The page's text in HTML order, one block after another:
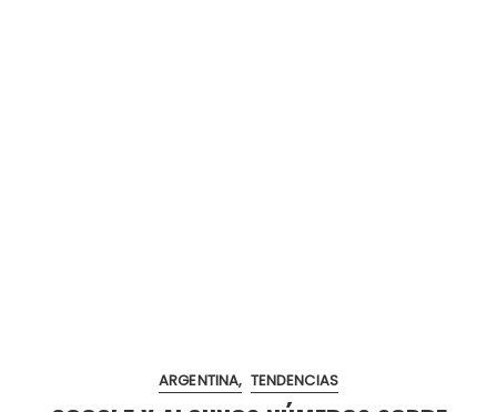
ARGENTINA TENDENCIAS